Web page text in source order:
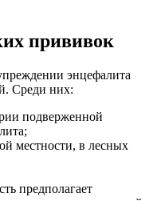
прививок
энцефалита
Среди них:
подверженной
местности, в лесных
предполагает